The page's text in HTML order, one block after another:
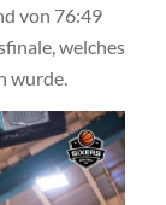
von 76:49
welches
wurde.